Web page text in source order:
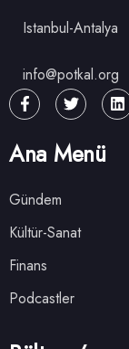
Istanbul-Antalya
info@potkal.org
Ana Menü
Gündem
Kültür-Sanat
Finans
Podcastler